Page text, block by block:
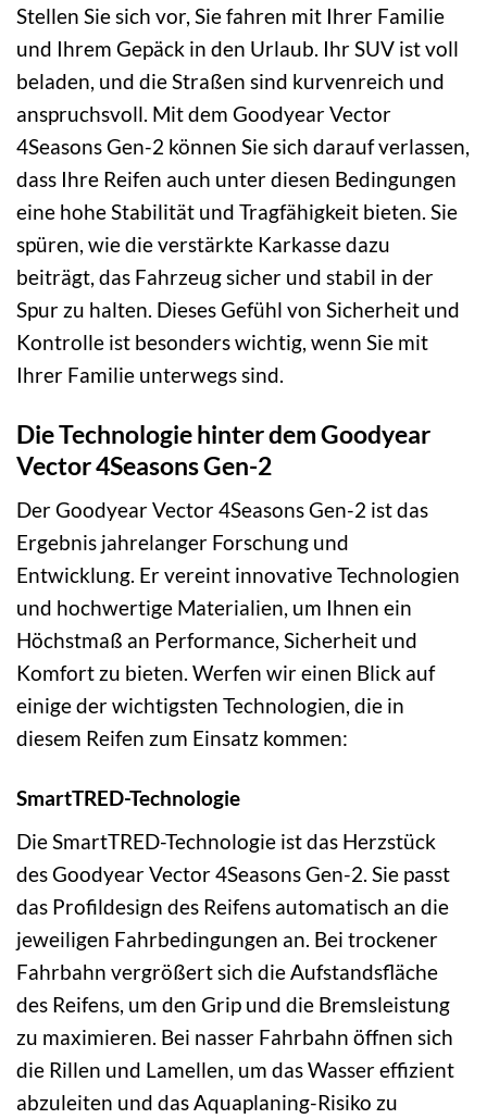
Stellen Sie sich vor, Sie fahren mit Ihrer Familie
und Ihrem Gepäck in den Urlaub. Ihr SUV ist voll
beladen, und die Straßen sind kurvenreich und
anspruchsvoll. Mit dem Goodyear Vector
4Seasons Gen-2 können Sie sich darauf verlassen,
dass Ihre Reifen auch unter diesen Bedingungen
eine hohe Stabilität und Tragfähigkeit bieten. Sie
spüren, wie die verstärkte Karkasse dazu
beiträgt, das Fahrzeug sicher und stabil in der
Spur zu halten. Dieses Gefühl von Sicherheit und
Kontrolle ist besonders wichtig, wenn Sie mit
Ihrer Familie unterwegs sind.
Die Technologie hinter dem Goodyear
Vector 4Seasons Gen-2
Der Goodyear Vector 4Seasons Gen-2 ist das
Ergebnis jahrelanger Forschung und
Entwicklung. Er vereint innovative Technologien
und hochwertige Materialien, um Ihnen ein
Höchstmaß an Performance, Sicherheit und
Komfort zu bieten. Werfen wir einen Blick auf
einige der wichtigsten Technologien, die in
diesem Reifen zum Einsatz kommen:
SmartTRED-Technologie
Die SmartTRED-Technologie ist das Herzstück
des Goodyear Vector 4Seasons Gen-2. Sie passt
das Profildesign des Reifens automatisch an die
jeweiligen Fahrbedingungen an. Bei trockener
Fahrbahn vergrößert sich die Aufstandsfläche
des Reifens, um den Grip und die Bremsleistung
zu maximieren. Bei nasser Fahrbahn öffnen sich
die Rillen und Lamellen, um das Wasser effizient
abzuleiten und das Aquaplaning-Risiko zu